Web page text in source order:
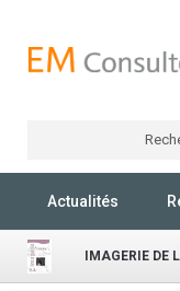
Actualités
IMAGERIE DE